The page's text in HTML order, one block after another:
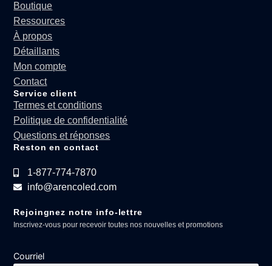
Boutique
Ressources
À propos
Détaillants
Mon compte
Contact
Service client
Termes et conditions
Politique de confidentialité
Questions et réponses
Reston en contact
1-877-774-7870
info@arencoled.com
Rejoingnez notre info-lettre
Inscrivez-vous pour recevoir toutes nos nouvelles et promotions
Courriel